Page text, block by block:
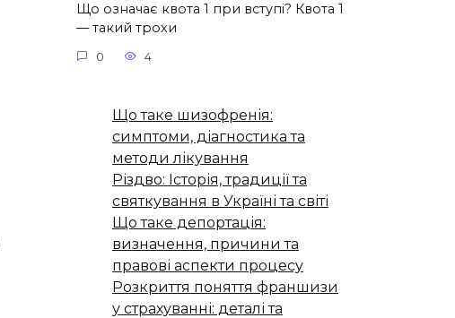
Що означає квота 1 при вступі? Квота 1
— такий трохи
0 4
Що таке шизофренія:
симптоми, діагностика та
методи лікування
Різдво: Історія, традиції та
святкування в Україні та світі
Що таке депортація:
визначення, причини та
правові аспекти процесу
Розкриття поняття франшизи
у страхуванні: деталі та